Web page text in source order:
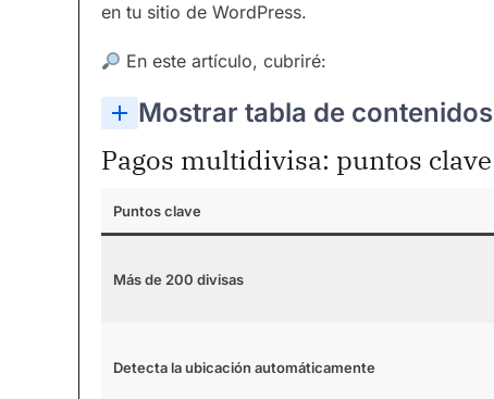
en tu sitio de WordPress.
En este artículo, cubriré:
Mostrar tabla de contenidos
Pagos multidivisa: puntos clave
Puntos clave
Más de 200 divisas
Detecta la ubicación automáticamente